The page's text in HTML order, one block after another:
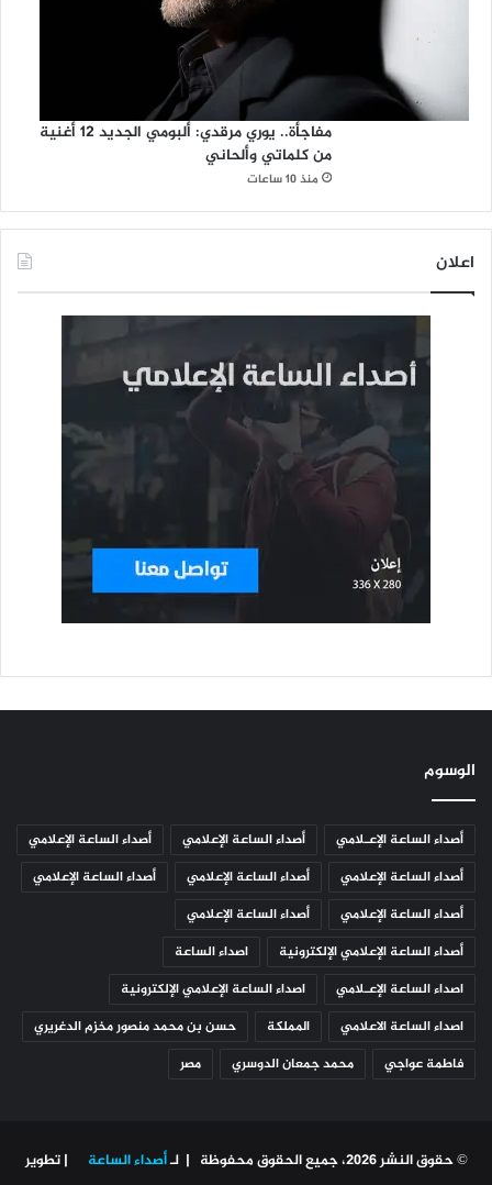
مفاجأة.. يوري مرقدي: ألبومي الجديد 12 أغنية
من كلماتي وألحاني
منذ 10 ساعات
اعلان
الوسوم
أصداء الساعة الإعـلامي أصداء الساعة الإعلامي
أصداء الساعة الإعلامي
أصداء الساعة الإعلامي
أصداء الساعة الإعلامي
أصداء الساعة الإعلامي
أصداء الساعة الإعلامي
أصداء الساعة الإعلامي
أصداء الساعة الإعلامي الإلكترونية
اصداء الساعة
اصداء الساعة الإعـلامي
اصداء الساعة الإعلامي الإلكترونية
اصداء الساعة الاعلامي
المملكة
حسن بن محمد منصور مخزم الدغريري
فاطمة عواجي
محمد جمعان الدوسري مصر
© حقوق النشر 2026، جميع الحقوق محفوظة | لـ أصداء الساعة
| تطوير